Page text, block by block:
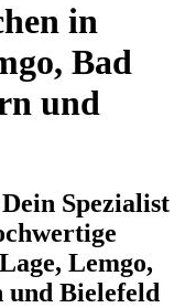
in
Bad
und
Spezialist
Lemgo,
und Bielefeld